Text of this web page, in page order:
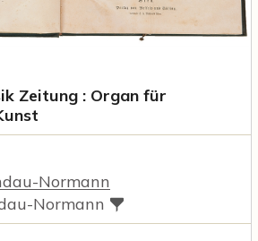
Zeitung : Organ für
Normann
Normann